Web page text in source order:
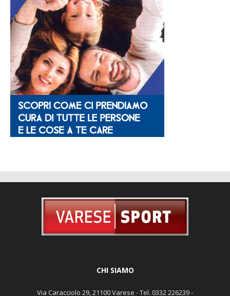
CHI SIAMO
Via Caracciolo 29, 21100 Varese - Tel. 0332 226239 -